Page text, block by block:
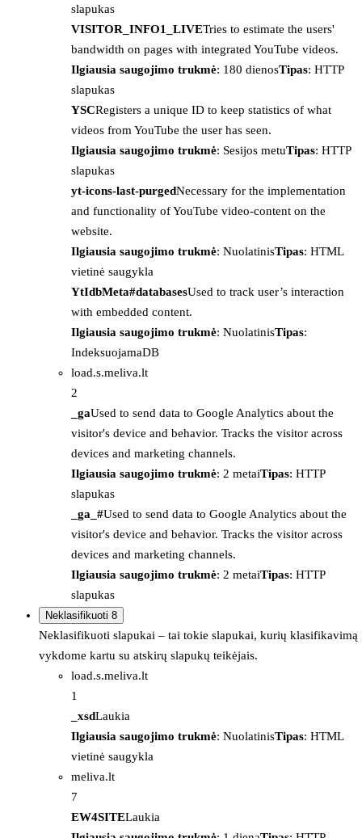
slapukas
VISITOR_INFO1_LIVETries to estimate the users'
bandwidth on pages with integrated YouTube videos.
Ilgiausia saugojimo trukmė: 180 dienosTipas: HTTP
slapukas
YSCRegisters a unique ID to keep statistics of what
videos from YouTube the user has seen.
Ilgiausia saugojimo trukmė: Sesijos metuTipas: HTTP
slapukas
yt-icons-last-purgedNecessary for the implementation
and functionality of YouTube video-content on the
website.
Ilgiausia saugojimo trukmė: NuolatinisTipas: HTML
vietinė saugykla
YtIdbMeta#databasesUsed to track user’s interaction
with embedded content.
Ilgiausia saugojimo trukmė: NuolatinisTipas:
IndeksuojamaDB
load.s.meliva.lt
2
_gaUsed to send data to Google Analytics about the
visitor's device and behavior. Tracks the visitor across
devices and marketing channels.
Ilgiausia saugojimo trukmė: 2 metaiTipas: HTTP
slapukas
_ga_#Used to send data to Google Analytics about the
visitor's device and behavior. Tracks the visitor across
devices and marketing channels.
Ilgiausia saugojimo trukmė: 2 metaiTipas: HTTP
slapukas
Neklasifikuoti 8
Neklasifikuoti slapukai – tai tokie slapukai, kurių klasifikavimą
vykdome kartu su atskirų slapukų teikėjais.
load.s.meliva.lt
1
_xsdLaukia
Ilgiausia saugojimo trukmė: NuolatinisTipas: HTML
vietinė saugykla
meliva.lt
7
EW4SITELaukia